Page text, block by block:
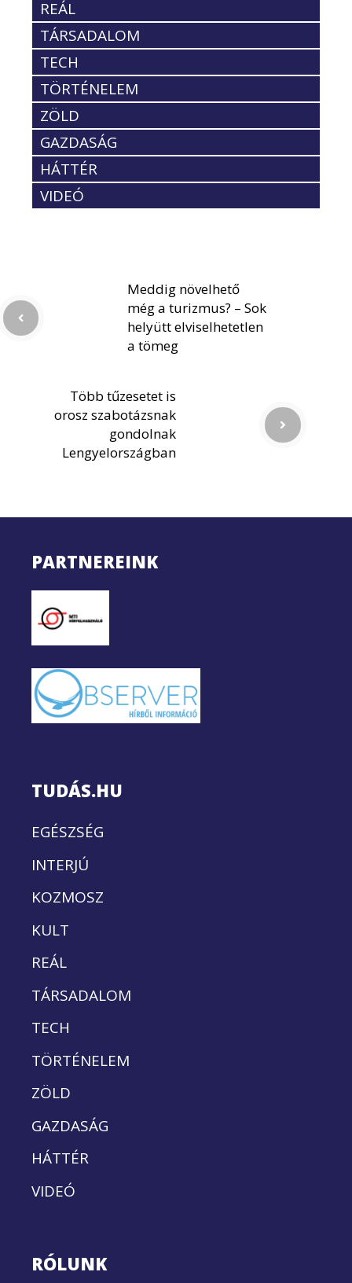
REÁL
TÁRSADALOM
TECH
TÖRTÉNELEM
ZÖLD
GAZDASÁG
HÁTTÉR
VIDEÓ
Meddig növelhető
még a turizmus? – Sok
helyütt elviselhetetlen
a tömeg
Több tűzesetet is
orosz szabotázsnak
gondolnak
Lengyelországban
PARTNEREINK
TUDÁS.HU
EGÉSZSÉG
INTERJÚ
KOZMOSZ
KULT
REÁL
TÁRSADALOM
TECH
TÖRTÉNELEM
ZÖLD
GAZDASÁG
HÁTTÉR
VIDEÓ
RÓLUNK